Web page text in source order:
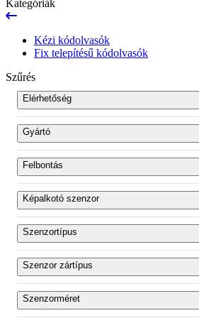
Kategóriák
Kézi kódolvasók
Fix telepítésű kódolvasók
Szűrés
Elérhetőség
Újdonság
Kifutott
Termékszett
Gyártó
HikRobot
Felbontás
Min
Képalkotó szenzor
monokróm
Szenzortípus
CMOS(53)
Szenzor zártípus
Global shutter
Szenzorméret